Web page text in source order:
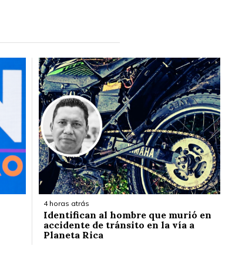
4 horas atrás
Identifican al hombre que murió en
accidente de tránsito en la vía a
Planeta Rica